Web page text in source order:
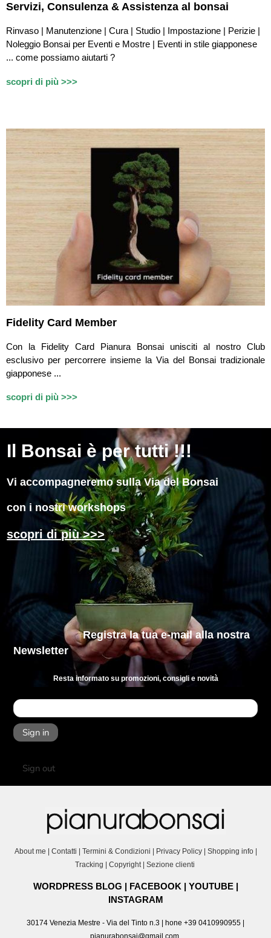
Servizi, Consulenza & Assistenza al bonsai
Rinvaso | Manutenzione | Cura | Studio | Impostazione | Perizie |
Noleggio Bonsai per Eventi e Mostre | Eventi in stile giapponese
... come possiamo aiutarti ?
scopri di più >>>
Fidelity Card Member
Con la Fidelity Card Pianura Bonsai unisciti al nostro Club
esclusivo per percorrere insieme la Via del Bonsai tradizionale
giapponese ...
scopri di più >>>
Il Bonsai è per tutti !!!
Vi accompagneremo sulla Via del Bonsai
con i nostri workshops
scopri di più >>>
Registra la tua e-mailalla nostra
Newsletter
Resta informato su promozioni, consigli e novità
Sign in
Sign out
About me Contatti Termini & Condizioni Privacy Policy| Shopping info|
Tracking
Copyright| Sezione clienti
WORDPRESS BLOG | FACEBOOK | YOUTUBE|
INSTAGRAM
30174 Venezia Mestre - Via del Tinto n.3 | hone +39 0410990955 |
pianurabonsai@gmail.com